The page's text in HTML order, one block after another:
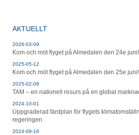
AKTUELLT
2026-03-09
Kom och möt flyget på Almedalen den 24e juni!
2025-05-12
Kom och möt flyget på Almedalen den 25e juni!
2025-02-08
TAM – en nationell resurs på en global
2024-10-01
Uppgraderad färdplan för flygets
regeringen
2024-09-16